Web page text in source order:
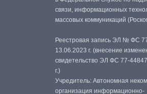
связи, информационных
массовых коммуникаций
Реестровая запись ЭЛ № ФС
13.06.2023 г. (внесение
свидетельство ЭЛ ФС 77-
г.)
Учредитель: Автономная
организация информационно-